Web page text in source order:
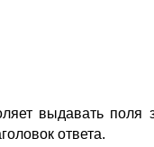
выдавать поля
ответа.